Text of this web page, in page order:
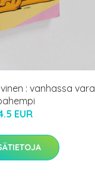
: vanhassa vara
EUR